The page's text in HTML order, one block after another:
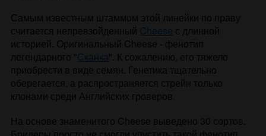
Самым известным штаммом этой линейки по праву
считается непревзойденный Cheese с длинной
историей. Оригинальный Cheese - фенотип
легендарного " Сканка". К сожалению, его тяжело
приобрести в виде семян. Генетика тщательно
оберегается, а распространяется стрейн только
клонами среди Английских гроверов.
На основе знаменитого Cheese выведено 30 сортов.